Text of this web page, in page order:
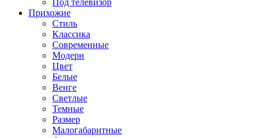
Под телевизор
Прихожие
Стиль
Классика
Современные
Модерн
Цвет
Белые
Венге
Светлые
Темные
Размер
Малогабаритные